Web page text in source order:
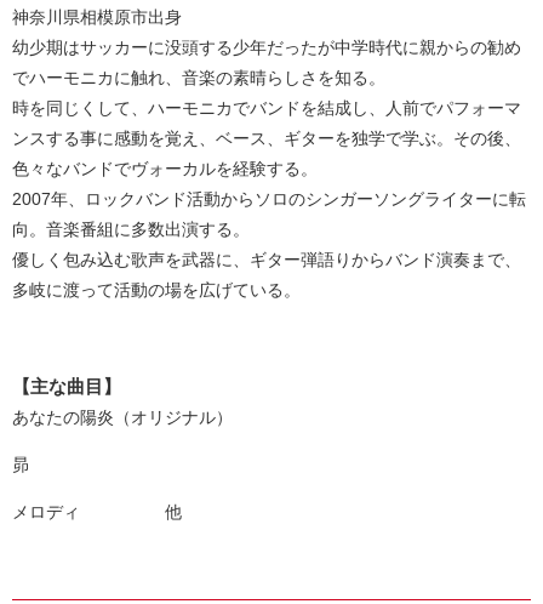
神奈川県相模原市出身
幼少期はサッカーに没頭する少年だったが中学時代に親からの勧め
でハーモニカに触れ、音楽の素晴らしさを知る。
時を同じくして、ハーモニカでバンドを結成し、人前でパフォーマ
ンスする事に感動を覚え、ベース、ギターを独学で学ぶ。その後、
色々なバンドでヴォーカルを経験する。
2007年、ロックバンド活動からソロのシンガーソングライターに転
向。音楽番組に多数出演する。
優しく包み込む歌声を武器に、ギター弾語りからバンド演奏まで、
多岐に渡って活動の場を広げている。
【主な曲目】
あなたの陽炎（オリジナル）
昴
メロディ 他